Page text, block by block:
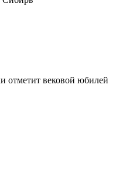
отметит вековой юбилей